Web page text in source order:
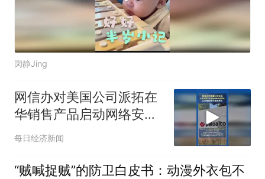
闵静Jing
网信办对美国公司派拓在
华销售产品启动网络安全
审查 ，公司美股股价盘前
每日经济新闻
“贼喊捉贼”的防卫白皮书：动漫外衣包不